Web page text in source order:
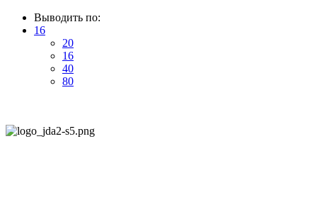
Выводить по:
16
20
16
40
80